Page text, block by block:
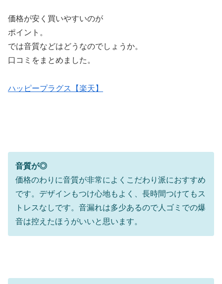
価格が安く買いやすいのが
ポイント。
では音質などはどうなのでしょうか。
口コミをまとめました。
ハッピープラグス【楽天】
音質が◎
価格のわりに音質が非常によくこだわり派におすすめ
です。デザインもつけ心地もよく、長時間つけてもス
トレスなしです。音漏れは多少あるので人ゴミでの爆
音は控えたほうがいいと思います。